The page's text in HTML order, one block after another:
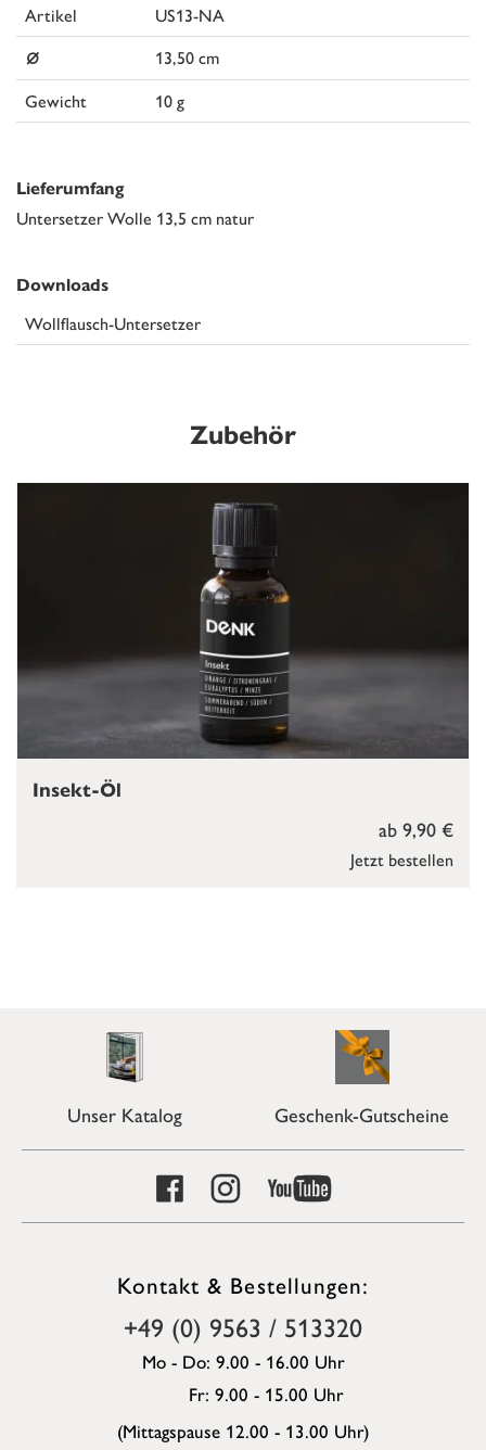
Artikel US13-NA
⌀
13,50 cm
Gewicht
10 g
Lieferumfang
Untersetzer Wolle 13,5 cm natur
Downloads
Wollflausch-Untersetzer
Zubehör
Jetzt bestellen
ab 9,90 €
Insekt-Öl
Unser Katalog Geschenk-Gutscheine
Kontakt & Bestellungen:
+49 (0) 9563 / 513320
Mo - Do: 9.00 - 16.00 Uhr
Fr: 9.00 - 15.00 Uhr
(Mittagspause 12.00 - 13.00 Uhr)